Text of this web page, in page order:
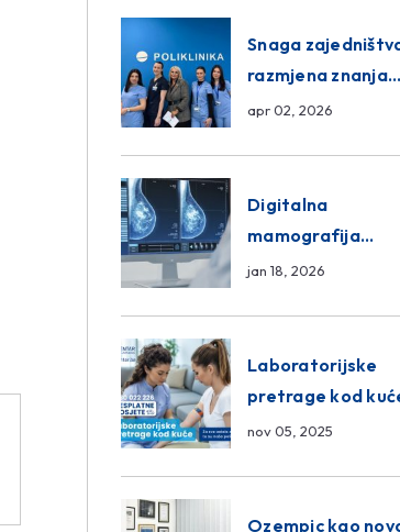
Snaga
razmjena znanja
unutar ASA
apr 02, 2026
Digitalna
mamografija
Sarajevo – Pregled
jan 18, 2026
Laboratorijske
pretrage kod
novo u Eurofam
nov 05, 2025
Ozempic kao